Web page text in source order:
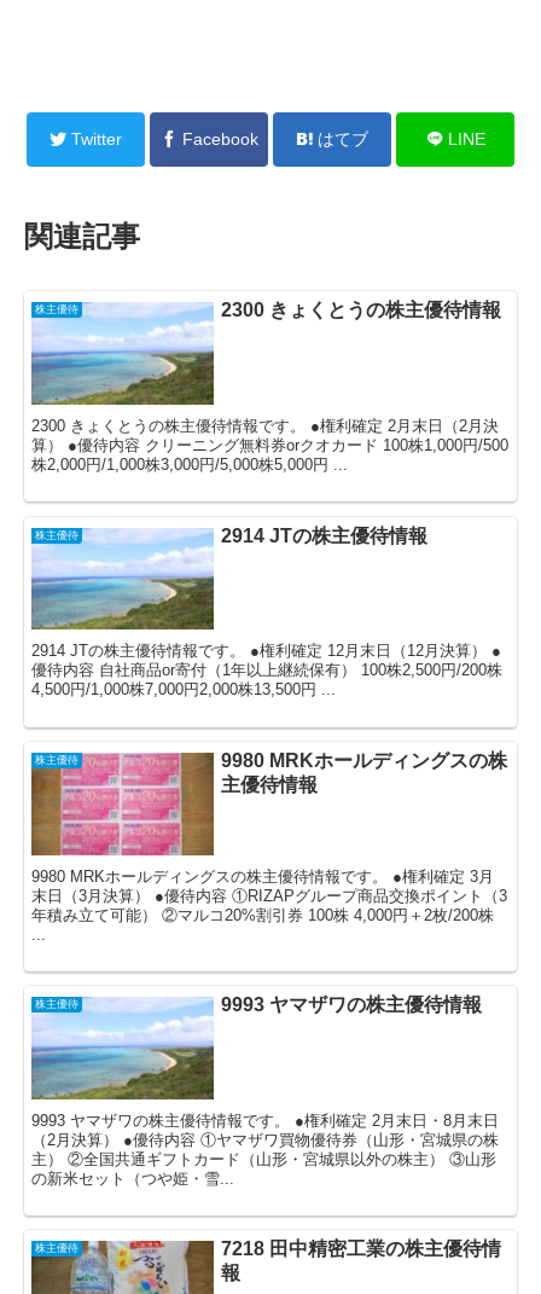
Twitter Facebook はてブ LINE
関連記事
株主優待 2300 きょくとうの株主優待情報
2300 きょくとうの株主優待情報です。 ●権利確定 2月末日（2月決
算） ●優待内容 クリーニング無料券orクオカード 100株1,000円/500
株2,000円/1,000株3,000円/5,000株5,000円 ...
株主優待 2914 JTの株主優待情報
2914 JTの株主優待情報です。 ●権利確定 12月末日（12月決算） ●
優待内容 自社商品or寄付（1年以上継続保有） 100株2,500円/200株
4,500円/1,000株7,000円2,000株13,500円 ...
株主優待
9980 MRKホールディングスの株
主優待情報
9980 MRKホールディングスの株主優待情報です。 ●権利確定 3月
末日（3月決算） ●優待内容 ①RIZAPグループ商品交換ポイント（3
年積み立て可能） ②マルコ20%割引券 100株 4,000円＋2枚/200株
株主優待 9993 ヤマザワの株主優待情報
9993 ヤマザワの株主優待情報です。 ●権利確定 2月末日・8月末日
（2月決算） ●優待内容 ①ヤマザワ買物優待券（山形・宮城県の株
主） ②全国共通ギフトカード（山形・宮城県以外の株主） ③山形
の新米セット（つや姫・雪...
株主優待
7218 田中精密工業の株主優待情
報